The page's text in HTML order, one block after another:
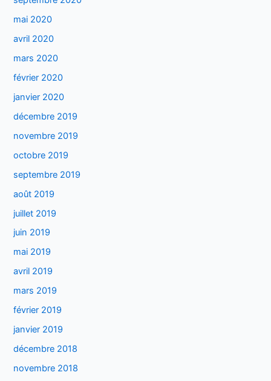
mai 2020
avril 2020
mars 2020
février 2020
janvier 2020
décembre 2019
novembre 2019
octobre 2019
septembre 2019
août 2019
juillet 2019
juin 2019
mai 2019
avril 2019
mars 2019
février 2019
janvier 2019
décembre 2018
novembre 2018